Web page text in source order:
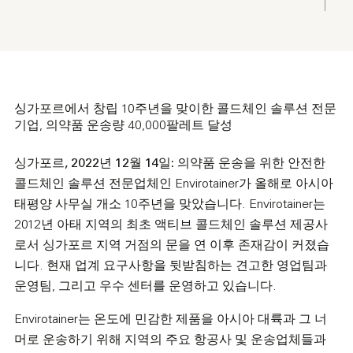
싱가포르에서 창립 10주년을 맞이한 콜드체인 솔루션 전문
기업, 의약품 운송량 40,000팔레트 달성
싱가포르, 2022년 12월 14일: 의약품 운송을 위한 안전한
콜드체인 솔루션 전문업체인 Envirotainer가 올해로 아시아
태평양 사무실 개소 10주년을 맞았습니다. Envirotainer는
2012년 아태 지역의 최초 액티브 콜드체인 솔루션 제공사
로서 싱가포르 지역 거점의 문을 연 이후 존재감이 커졌습
니다. 현재 업계 요구사항을 뒷받침하는 견고한 영업팀과
운영팀, 그리고 우수 센터를 운영하고 있습니다.
Envirotainer는 온도에 민감한 제품을 아시아 대륙과 그 너
머로 운송하기 위해 지역의 주요 항공사 및 운송업체들과